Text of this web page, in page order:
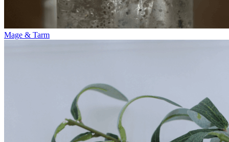
Mage & Tarm